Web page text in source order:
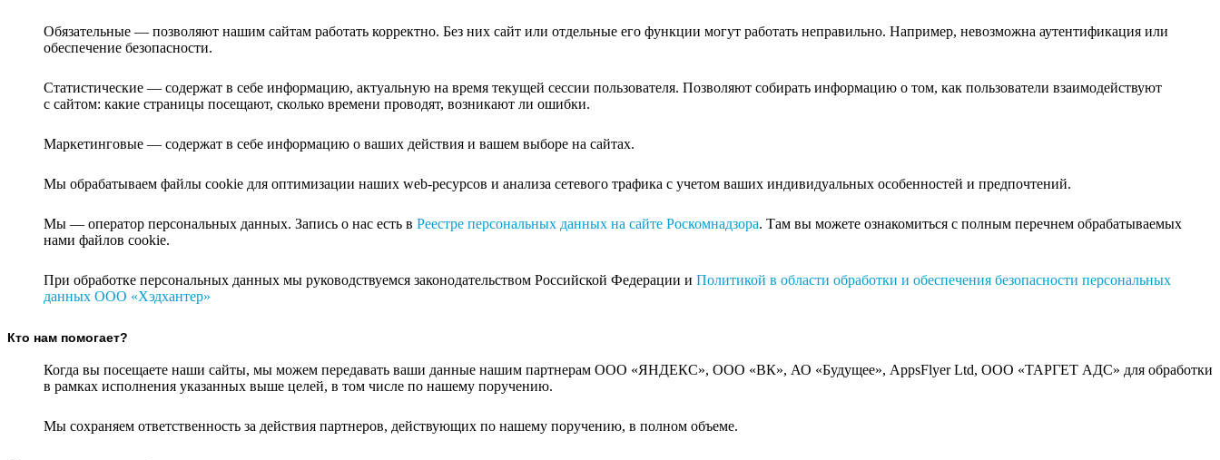
Обязательные — позволяют нашим сайтам работать корректно. Без них сайт или отдельные его функции могут работать неправильно. Например, невозможна аутентификация или
обеспечение безопасности.
Статистические — содержат в себе информацию, актуальную на время текущей сессии пользователя. Позволяют собирать информацию о том, как пользователи взаимодействуют
с сайтом: какие страницы посещают, сколько времени проводят, возникают ли ошибки.
Маркетинговые — содержат в себе информацию о ваших действия и вашем выборе на сайтах.
Мы обрабатываем файлы cookie для оптимизации наших web-ресурсов и анализа сетевого трафика с учетом ваших индивидуальных особенностей и предпочтений.
Мы — оператор персональных данных. Запись о нас есть в Реестре персональных данных на сайте Роскомнадзора. Там вы можете ознакомиться с полным перечнем обрабатываемых
нами файлов cookie.
При обработке персональных данных мы руководствуемся законодательством Российской Федерации и Политикой в области обработки и обеспечения безопасности персональных
данных ООО «Хэдхантер»
Кто нам помогает?
Когда вы посещаете наши сайты, мы можем передавать ваши данные нашим партнерам ООО «ЯНДЕКС», ООО «ВК», АО «Будущее», AppsFlyer Ltd, ООО «ТАРГЕТ АДС» для обработки
в рамках исполнения указанных выше целей, в том числе по нашему поручению.
Мы сохраняем ответственность за действия партнеров, действующих по нашему поручению, в полном объеме.